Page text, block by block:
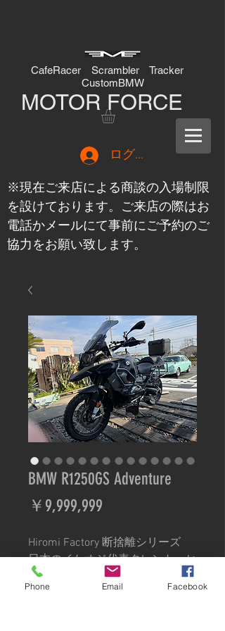
ログイン
CafeRacer Scrambler Tracker
CustomBMW
MOTOR FORCE
※現在ご来店による商談の入場制限
を設けております。ご来店の際はお
電話かメールにて事前にご予約のご
協力をお願い致します。
BMW R1250GS Adventure
￥9,999,999
Hiromi Factory 断捨離シリーズ
日本のイケオジ代表タレント、ヒ
ロミさん
ご自身の誕生日を機に当時新車購
Phone Email Facebook